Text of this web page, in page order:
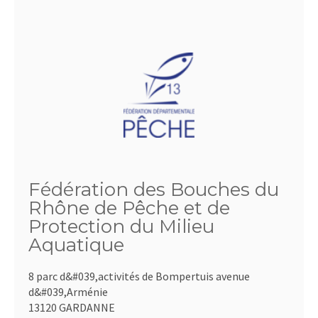
Fédération des Bouches du
Rhône de Pêche et de
Protection du Milieu
Aquatique
8 parc d&#039,activités de Bompertuis avenue
d&#039,Arménie
13120 GARDANNE